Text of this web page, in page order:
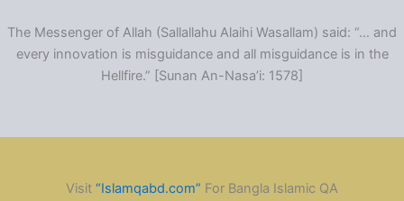
The Messenger of Allah (Sallallahu Alaihi Wasallam) said: “… and
every innovation is misguidance and all misguidance is in the
Hellfire.” [Sunan An-Nasa’i: 1578]
Visit “Islamqabd.com” For Bangla Islamic QA